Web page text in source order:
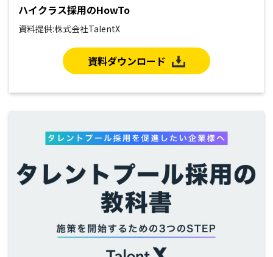
ハイクラス採用のHowTo
資料提供:株式会社TalentX
資料ダウンロード